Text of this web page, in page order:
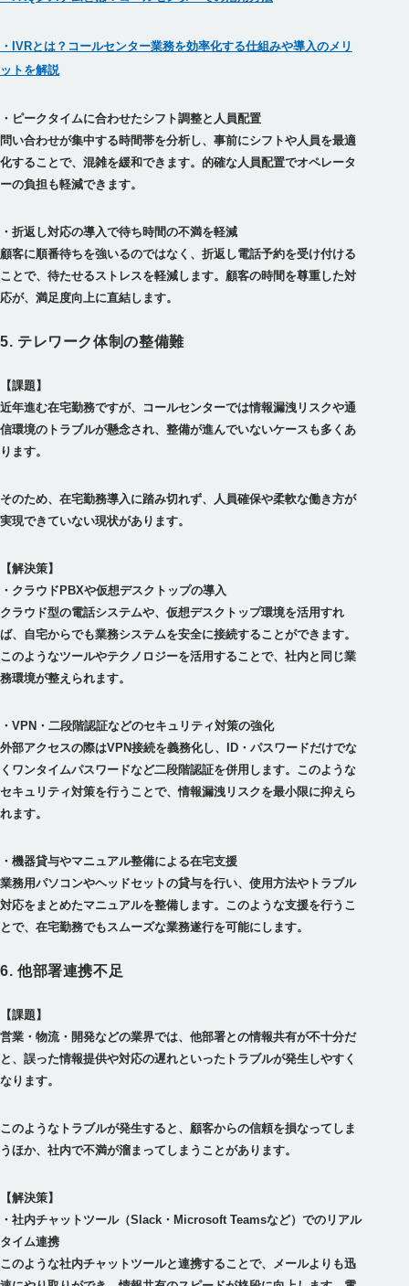
・IVRとは？コールセンター業務を効率化する仕組みや導入のメリ
ットを解説
・ピークタイムに合わせたシフト調整と人員配置
問い合わせが集中する時間帯を分析し、事前にシフトや人員を最適
化することで、混雑を緩和できます。的確な人員配置でオペレータ
・折返し対応の導入で待ち時間の不満を軽減
顧客に順番待ちを強いるのではなく、折返し電話予約を受け付ける
ことで、待たせるストレスを軽減します。顧客の時間を尊重した対
5. テレワーク体制の整備難
【課題】
近年進む在宅勤務ですが、コールセンターでは情報漏洩リスクや通
信環境のトラブルが懸念され、整備が進んでいないケースも多くあ
そのため、在宅勤務導入に踏み切れず、人員確保や柔軟な働き方が
実現できていない現状があります。
【解決策】
・クラウドPBXや仮想デスクトップの導入
クラウド型の電話システムや、仮想デスクトップ環境を活用すれ
ば、自宅からでも業務システムを安全に接続することができます。
このようなツールやテクノロジーを活用することで、社内と同じ業
・VPN・二段階認証などのセキュリティ対策の強化
外部アクセスの際はVPN接続を義務化し、ID・パスワードだけでな
くワンタイムパスワードなど二段階認証を併用します。このような
セキュリティ対策を行うことで、情報漏洩リスクを最小限に抑えら
・機器貸与やマニュアル整備による在宅支援
業務用パソコンやヘッドセットの貸与を行い、使用方法やトラブル
対応をまとめたマニュアルを整備します。このような支援を行うこ
6. 他部署連携不足
【課題】
営業・物流・開発などの業界では、他部署との情報共有が不十分だ
と、誤った情報提供や対応の遅れといったトラブルが発生しやすく
このようなトラブルが発生すると、顧客からの信頼を損なってしま
うほか、社内で不満が溜まってしまうことがあります。
【解決策】
・社内チャットツール（Slack・Microsoft Teamsなど）でのリアル
タイム連携
このような社内チャットツールと連携することで、メールよりも迅